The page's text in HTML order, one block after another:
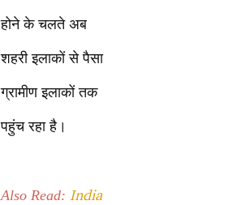
होने के चलते अब
शहरी इलाकों से पैसा
ग्रामीण इलाकों तक
पहुंच रहा है।
Also Read: India